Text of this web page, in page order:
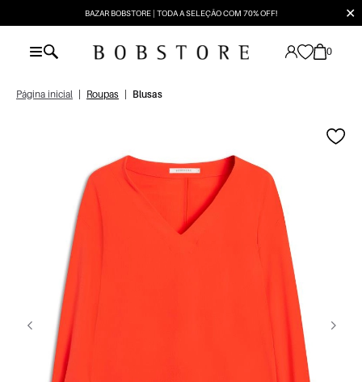
BAZAR BOBSTORE | TODA A SELEÇÃO COM 70% OFF! ✕
0
Página inicial Roupas Blusas